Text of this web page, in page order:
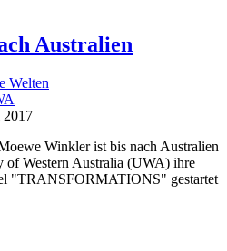
Australien
Welten
Winkler ist bis nach Australien
of Western Australia (UWA) ihre
"TRANSFORMATIONS" gestartet